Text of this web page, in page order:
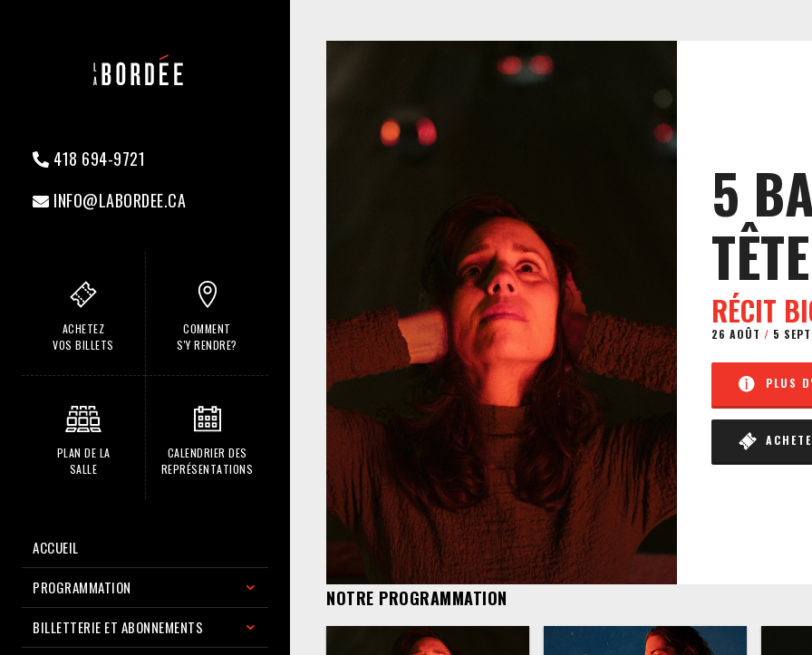
418 694-9721
INFO@LABORDEE.CA
ACHETEZ
VOS BILLETS
COMMENT
S'Y RENDRE?
PLAN DE LA
SALLE
CALENDRIER DES
REPRÉSENTATIONS
ACCUEIL
PROGRAMMATION
BILLETTERIE ET ABONNEMENTS
5
TÊTE
RÉCIT
26 AOÛT / 5
PLUS
NOTRE PROGRAMMATION